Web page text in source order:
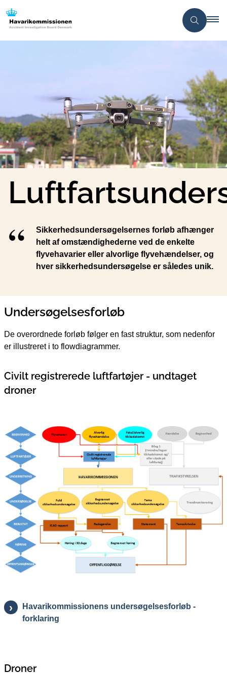
Sikkerhedsundersøgelsernes forløb afhænger
helt af omstændighederne ved de enkelte
flyvehavarier eller alvorlige flyvehændelser, og
hver sikkerhedsundersøgelse er således unik.
Undersøgelsesforløb
De overordnede forløb følger en fast struktur, som nedenfor
er illustreret i to flowdiagrammer.
Civilt registrerede luftfartøjer - undtaget
droner
Havarikommissionens undersøgelsesforløb -
forklaring
Droner